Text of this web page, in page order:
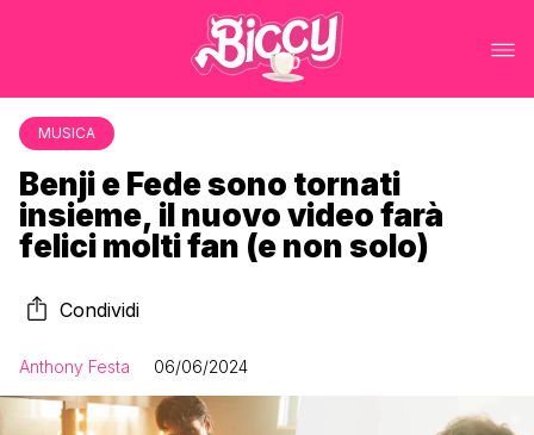
MUSICA
Benji e Fede sono tornati
insieme, il nuovo video farà
felici molti fan (e non solo)
Condividi
Anthony Festa 06/06/2024